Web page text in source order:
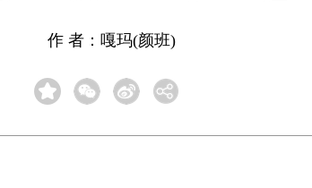
作 者：嘎玛(颜班)